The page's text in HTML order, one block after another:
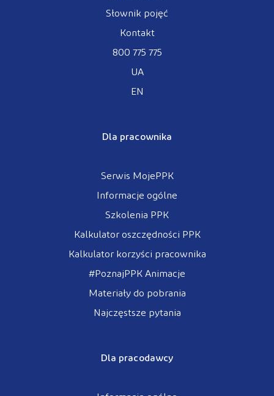
Słownik pojęć
Kontakt
800 775 775
UA
EN
Dla pracownika
Serwis MojePPK
Informacje ogólne
Szkolenia PPK
Kalkulator oszczędności PPK
Kalkulator korzyści pracownika
#PoznajPPK Animacje
Materiały do pobrania
Najczęstsze pytania
Dla pracodawcy